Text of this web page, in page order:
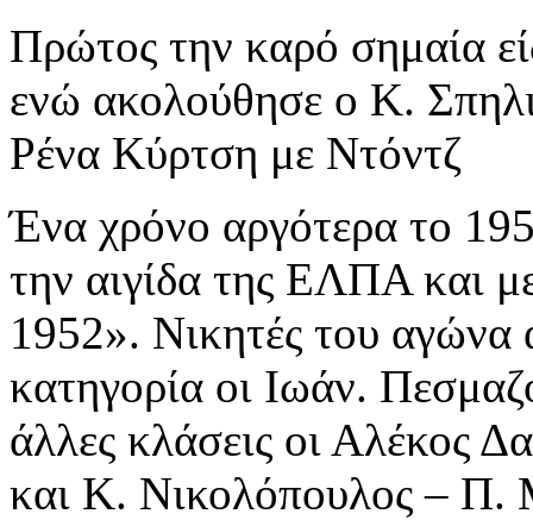
Πρώτος την καρό σημαία
ενώ ακολούθησε ο K.
Ρένα Κύρτση με Ντόντζ
Ένα χρόνο αργότερα το
την αιγίδα της ΕΛΠΑ και
1952». Νικητές του αγώνα
κατηγορία οι Ιωάν.
άλλες κλάσεις οι Αλέκος
και Κ. Νικολόπουλος – Π.